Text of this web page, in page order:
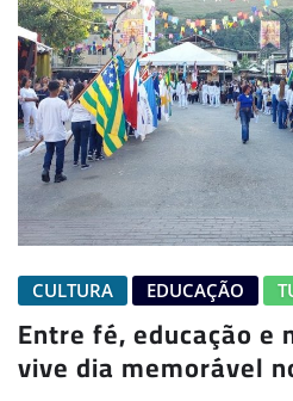
CULTURA EDUCAÇÃO
Entre fé, educação e
vive dia memorável